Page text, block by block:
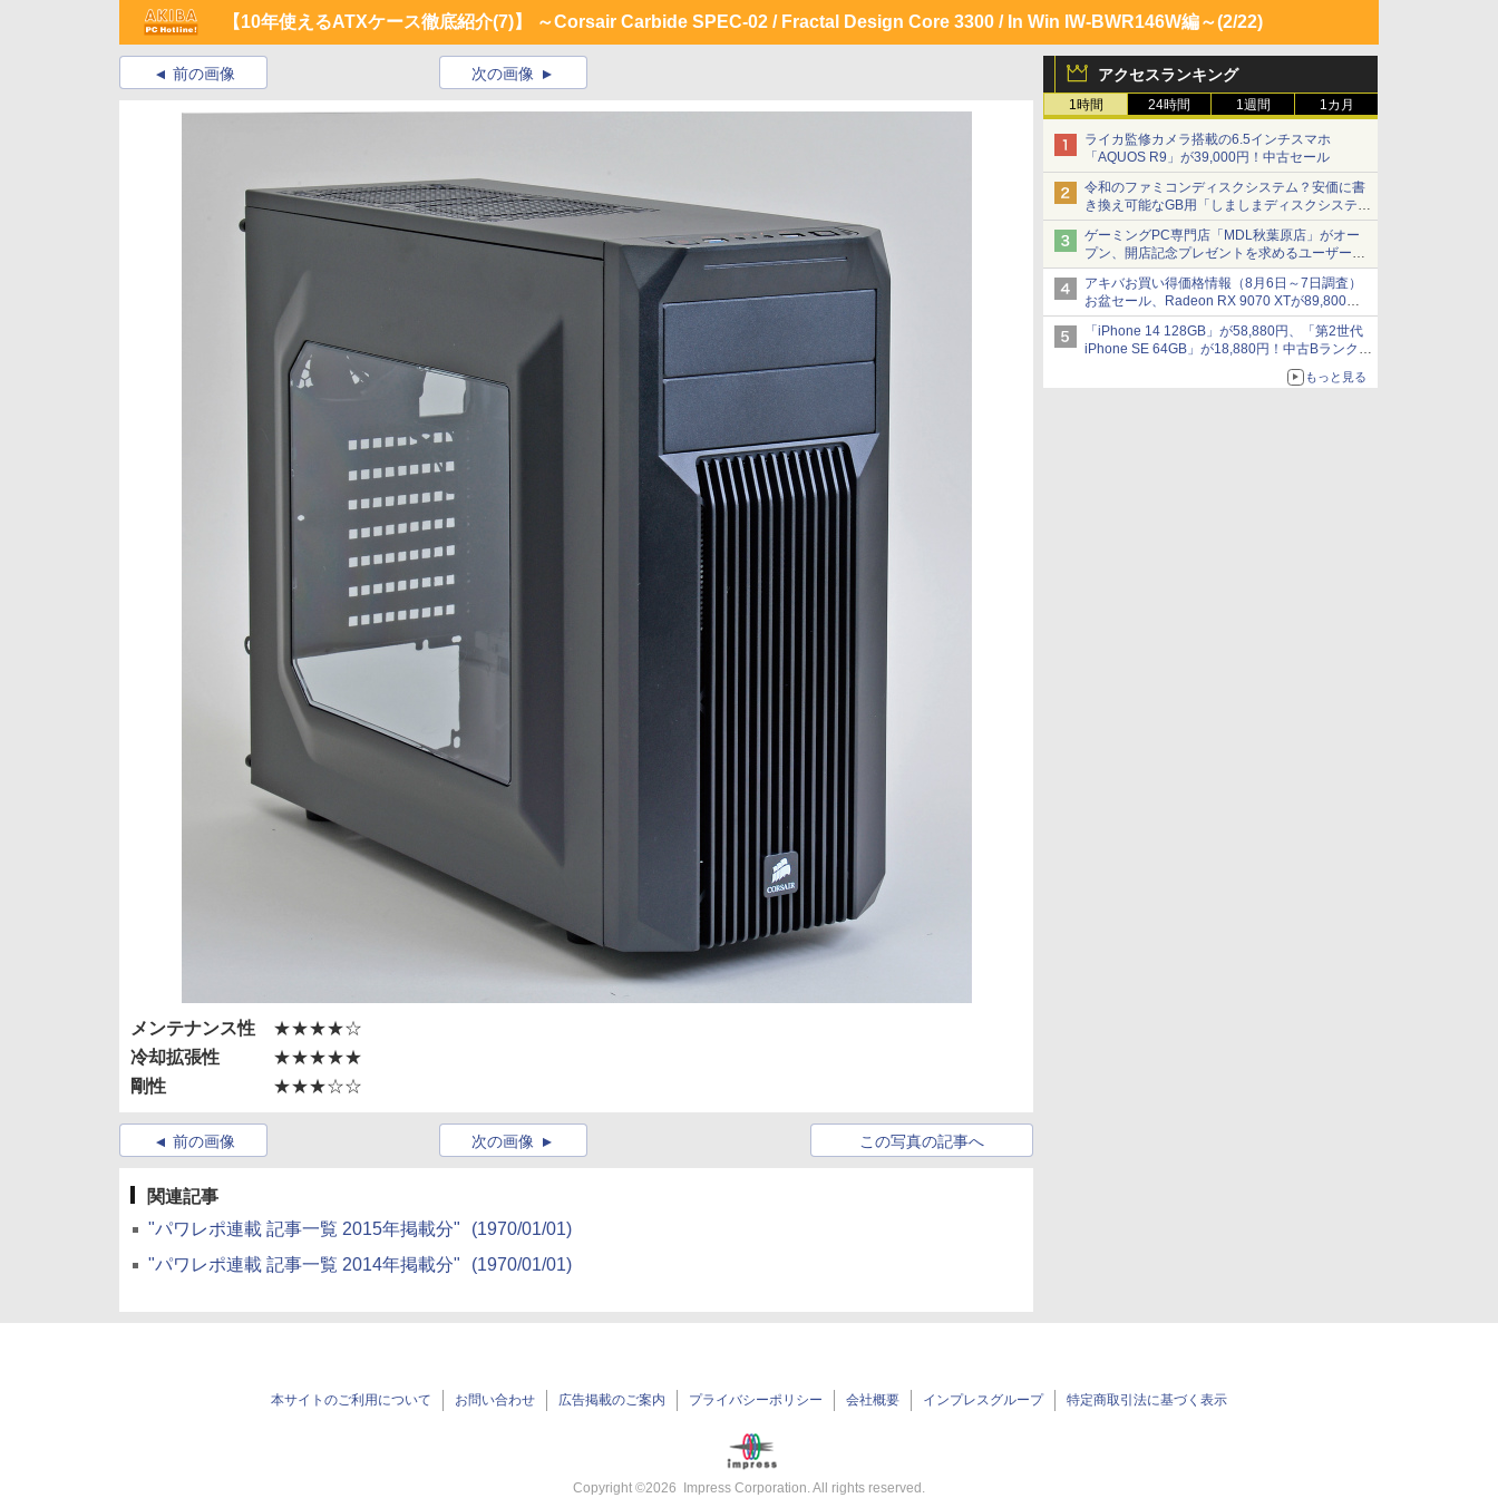
【10年使えるATXケース徹底紹介(7)】 ～Corsair Carbide SPEC-02 / Fractal Design Core 3300 / In Win IW-BWR146W編～(2/22)
アクセスランキング
1時間 24時間 1週間 1カ月
ライカ監修カメラ搭載の6.5インチスマホ
「AQUOS R9」が39,000円！中古セール
令和のファミコンディスクシステム？安価に書
き換え可能なGB用「しましまディスクシステ
ム」
ゲーミングPC専門店「MDL秋葉原店」がオー
プン、開店記念プレゼントを求めるユーザーが
押し寄せ長蛇の列に
アキバお買い得価格情報（8月6日～7日調査）
お盆セール、Radeon RX 9070 XTが89,800
円、水平周波数24.8kHz対応の17型モニターが
9,801円、暑さ指数連動セール ほか
「iPhone 14 128GB」が58,880円、「第2世代
iPhone SE 64GB」が18,880円！中古Bランク品
もっと見る
前の画像 次の画像
メンテナンス性 ★★★★☆
冷却拡張性 ★★★★★
剛性 ★★★☆☆
前の画像 この写真の記事へ
次の画像
関連記事
"パワレポ連載 記事一覧 2015年掲載分"
(1970/01/01)
"パワレポ連載 記事一覧 2014年掲載分"
(1970/01/01)
本サイトのご利用について お問い合わせ 広告掲載のご案内 プライバシーポリシー 会社概要 インプレスグループ 特定商取引法に基づく表示
Copyright ©2026 Impress Corporation. All rights reserved.